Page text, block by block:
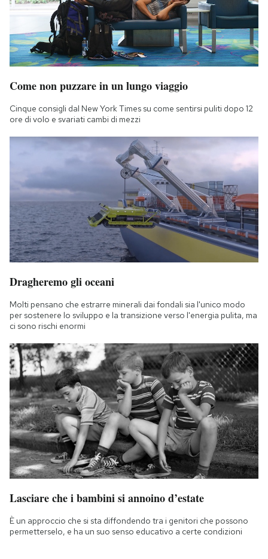
Come non puzzare in un lungo viaggio
Cinque consigli dal New York Times su come sentirsi puliti dopo 12
ore di volo e svariati cambi di mezzi
Dragheremo gli oceani
Molti pensano che estrarre minerali dai fondali sia l'unico modo
per sostenere lo sviluppo e la transizione verso l'energia pulita, ma
ci sono rischi enormi
Lasciare che i bambini si annoino d’estate
È un approccio che si sta diffondendo tra i genitori che possono
permetterselo, e ha un suo senso educativo a certe condizioni